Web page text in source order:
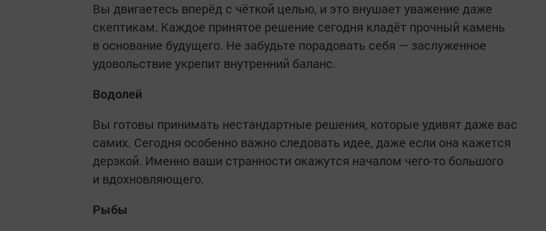
Вы двигаетесь вперёд с чёткой целью, и это внушает уважение даже
скептикам. Каждое принятое решение сегодня кладёт прочный камень
в основание будущего. Не забудьте порадовать себя — заслуженное
удовольствие укрепит внутренний баланс.
Водолей
Вы готовы принимать нестандартные решения, которые удивят даже вас
самих. Сегодня особенно важно следовать идее, даже если она кажется
дерзкой. Именно ваши странности окажутся началом чего-то большого
и вдохновляющего.
Рыбы